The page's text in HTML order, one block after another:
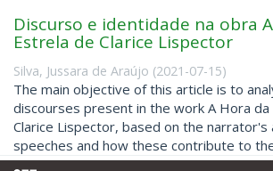
Discurso e identidade na obra
Estrela de Clarice Lispector
Silva, Jussara de Araújo (2021-07-15)
The main objective of this article is to
discourses present in the work A Hora
Clarice Lispector, based on the narrator's
speeches and how these contribute to